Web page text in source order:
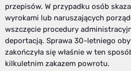
przepisów. W przypadku osób
wyrokami lub naruszających
wszczęcie procedury
deportacją. Sprawa 30-letniego
zakończyła się właśnie w ten
kilkuletnim zakazem powrotu.